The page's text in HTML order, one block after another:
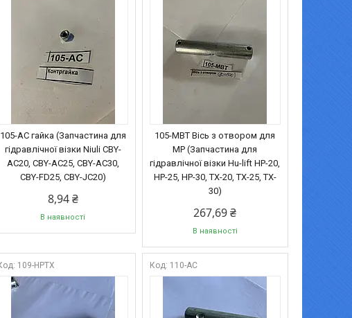
105-AC гайка (Запчастина для
гідравлічної візки Niuli CBY-
AC20, CBY-AC25, CBY-AC30,
CBY-FD25, CBY-JC20)
8,94 ₴
В наявності
105-MBT Вісь з отвором для
МР (Запчастина для
гідравлічної візки Hu-lift HP-20,
HP-25, HP-30, TX-20, TX-25, TX-
30)
267,69 ₴
В наявності
109-HPTX 110-AC